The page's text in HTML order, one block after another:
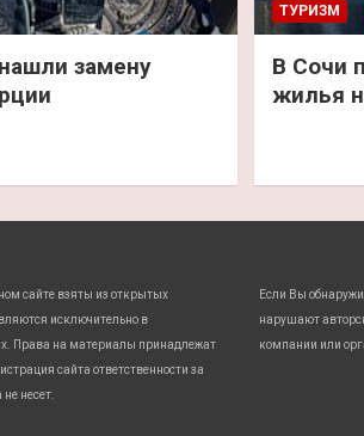
замену
ТУРИЗМ
В Сочи
жилья
сайте взяты из открытых
исключительно в
Права на материалы принадлежат
сайта ответственности за
несет.
Если Вы
нарушают
компании или